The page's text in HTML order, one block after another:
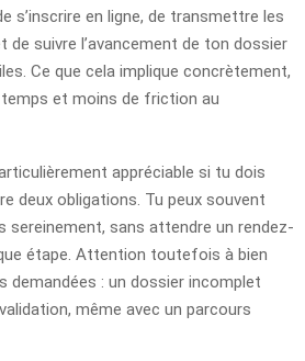
s’inscrire en ligne, de transmettre les
suivre l’avancement de ton dossier
Ce que cela implique concrètement,
et moins de friction au
appréciable si tu dois
deux obligations. Tu peux souvent
sereinement, sans attendre un rendez-
étape. Attention toutefois à bien
demandées : un dossier incomplet
même avec un parcours